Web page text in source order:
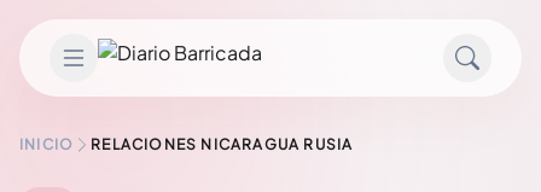
INICIO RELACIONES NICARAGUA RUSIA